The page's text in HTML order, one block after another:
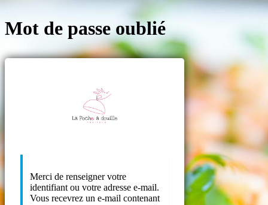
Mot de passe oublié
https://
Merci de renseigner votre
identifiant ou votre adresse e-mail.
Vous recevrez un e-mail contenant